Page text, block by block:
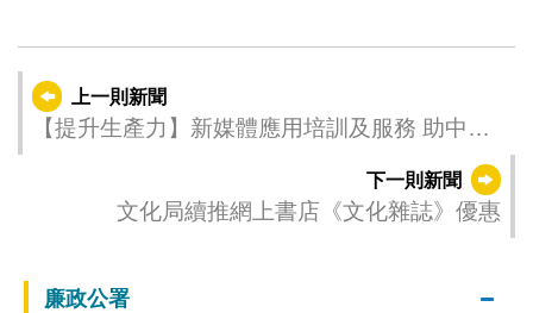
上一則新聞
【提升生產力】新媒體應用培訓及服務 助中小
下一則新聞
文化局續推網上書店《文化雜誌》優惠
廉政公署